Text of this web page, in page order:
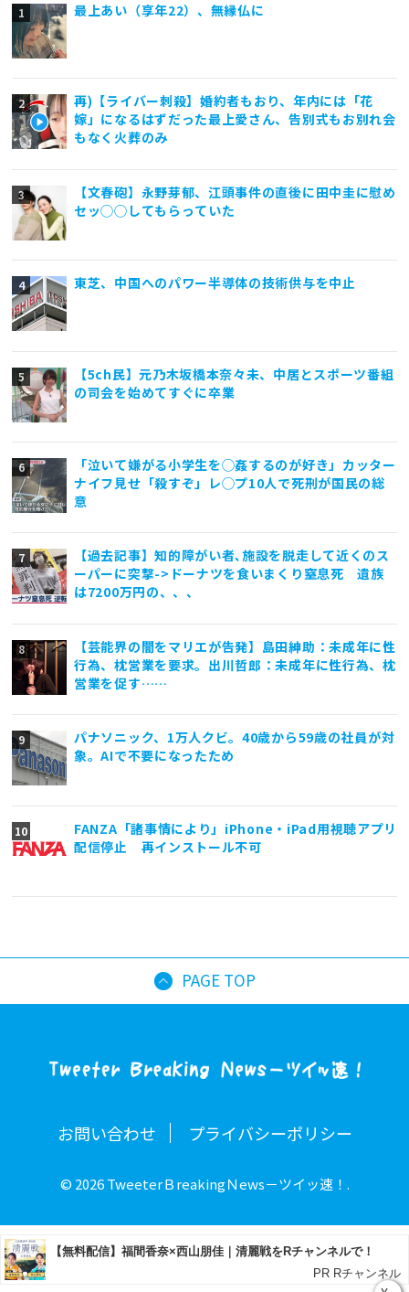
最上あい（享年22）、無縁仏に
再)【ライバー刺殺】婚約者もおり、年内には「花
嫁」になるはずだった最上愛さん、告別式もお別れ会
もなく火葬のみ
【文春砲】永野芽郁、江頭事件の直後に田中圭に慰め
セッ◯◯してもらっていた
東芝、中国へのパワー半導体の技術供与を中止
【5ch民】元乃木坂橋本奈々未、中居とスポーツ番組
の司会を始めてすぐに卒業
「泣いて嫌がる小学生を◯姦するのが好き」カッター
ナイフ見せ「殺すぞ」レ◯プ10人で死刑が国民の総
意
【過去記事】知的障がい者､施設を脱走して近くのス
ーパーに突撃->ドーナツを食いまくり窒息死 遺族
は7200万円の、、、
【芸能界の闇をマリエが告発】島田紳助：未成年に性
行為、枕営業を要求。出川哲郎：未成年に性行為、枕
営業を促す……
パナソニック、1万人クビ。40歳から59歳の社員が対
象。AIで不要になったため
FANZA「諸事情により」iPhone・iPad用視聴アプリ
配信停止 再インストール不可
PAGE TOP
お問い合わせ プライバシーポリシー
© 2026 TweeterＢreakingＮews－ツイッ速！.